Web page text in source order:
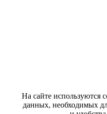
На сайте используются
данных, необходимых